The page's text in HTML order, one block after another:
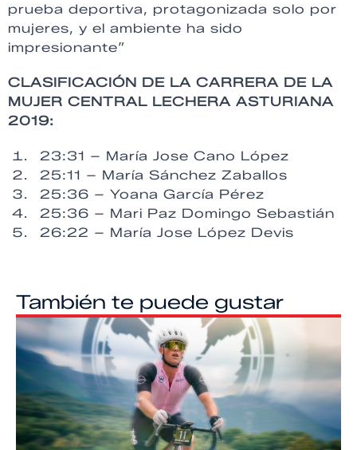
prueba deportiva, protagonizada solo por
mujeres, y el ambiente ha sido
impresionante”
CLASIFICACIÓN DE LA CARRERA DE LA
MUJER CENTRAL LECHERA ASTURIANA
2019:
23:31 – María Jose Cano López
25:11 – María Sánchez Zaballos
25:36 – Yoana García Pérez
25:36 – Mari Paz Domingo Sebastián
26:22 – María Jose López Devis
También te puede gustar